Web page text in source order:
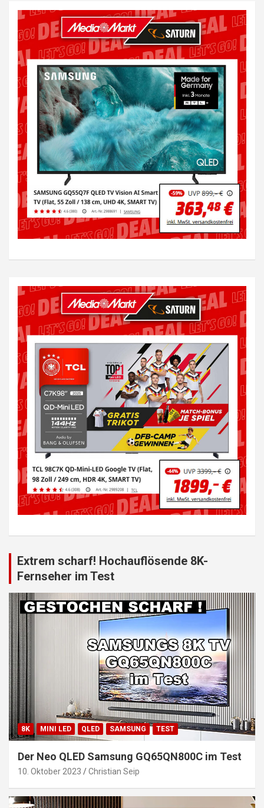
Extrem scharf! Hochauflösende 8K-
Fernseher im Test
8K MINI LED QLED SAMSUNG TEST
Der Neo QLED Samsung GQ65QN800C im Test
10. Oktober 2023 Christian Seip